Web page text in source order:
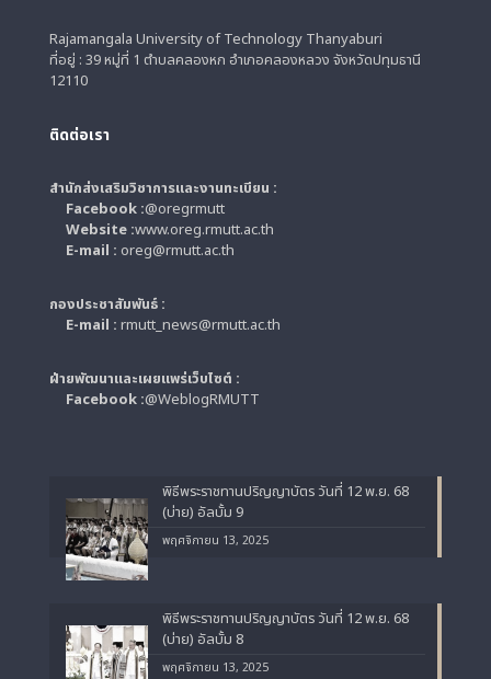
Rajamangala University of Technology Thanyaburi
ที่อยู่ : 39 หมู่ที่ 1 ตำบลคลองหก อำเภอคลองหลวง จังหวัดปทุมธานี
12110
ติดต่อเรา
สำนักส่งเสริมวิชาการและงานทะเบียน :
Facebook :@oregrmutt
Website :www.oreg.rmutt.ac.th
E-mail : oreg@rmutt.ac.th
กองประชาสัมพันธ์ :
E-mail : rmutt_news@rmutt.ac.th
ฝ่ายพัฒนาและเผยแพร่เว็บไซต์ :
Facebook :@WeblogRMUTT
พิธีพระราชทานปริญญาบัตร วันที่ 12 พ.ย. 68
(บ่าย) อัลบั้ม 9
พฤศจิกายน 13, 2025
พิธีพระราชทานปริญญาบัตร วันที่ 12 พ.ย. 68
(บ่าย) อัลบั้ม 8
พฤศจิกายน 13, 2025